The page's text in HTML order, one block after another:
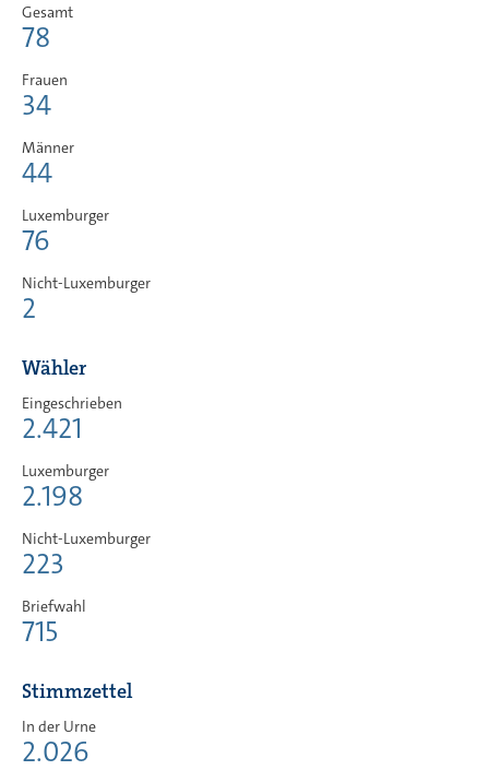
Gesamt
78
Frauen
34
Männer
44
Luxemburger
76
Nicht-Luxemburger
2
Wähler
Eingeschrieben
2.421
Luxemburger
2.198
Nicht-Luxemburger
223
Briefwahl
715
Stimmzettel
In der Urne
2.026